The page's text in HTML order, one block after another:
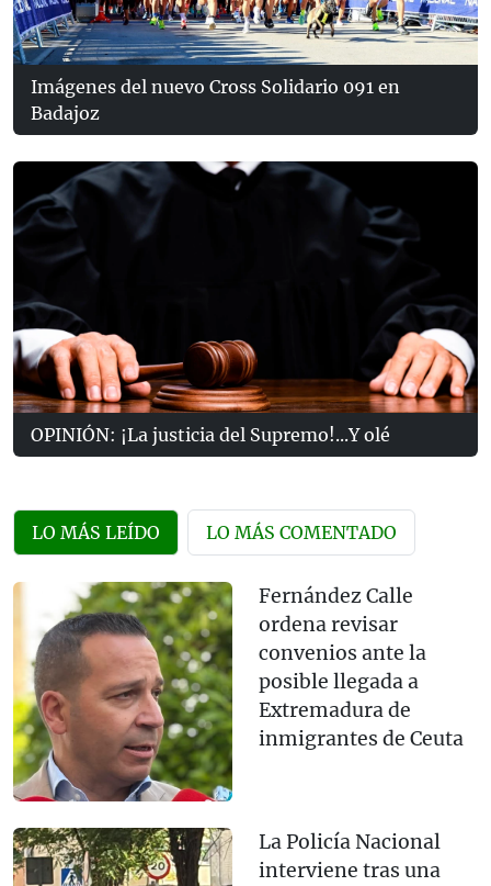
Imágenes del nuevo Cross Solidario 091 en
Badajoz
OPINIÓN: ¡La justicia del Supremo!...Y olé
LO MÁS LEÍDO LO MÁS COMENTADO
Fernández Calle
ordena revisar
convenios ante la
posible llegada a
Extremadura de
inmigrantes de Ceuta
La Policía Nacional
interviene tras una